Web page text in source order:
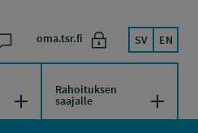
oma.tsr.fi SV EN
Avaa/Sulje valikko
Rahoituksen
saajalle Avaa/